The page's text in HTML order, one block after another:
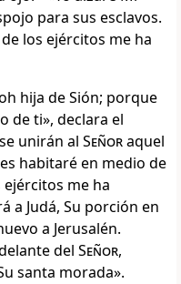
para sus esclavos.
de los ejércitos me ha
hija de Sión; porque
de ti», declara el
unirán al Señoraquel
habitaré en medio de
ejércitos me ha
a Judá, Su porción en
a Jerusalén.
del Señor,
santa morada».